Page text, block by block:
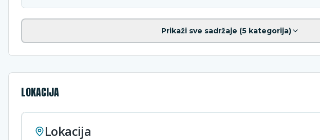
Prikaži sve sadržaje (5kategorija)
LOKACIJA
Lokacija